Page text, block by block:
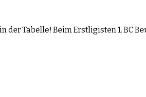
der Tabelle! Beim Erstligisten 1. BC